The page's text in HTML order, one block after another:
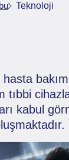
Teknoloji
tıbbi
kabul